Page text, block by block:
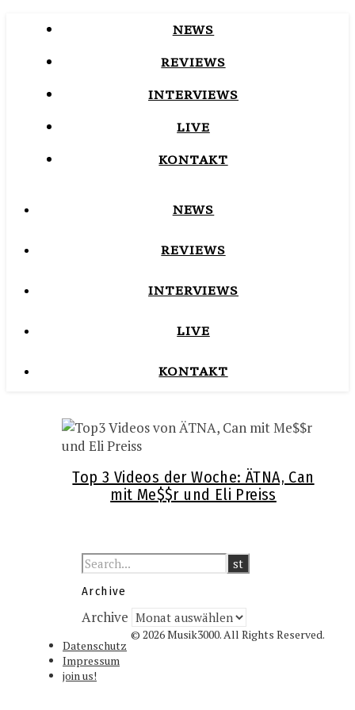
NEWS
REVIEWS
INTERVIEWS
LIVE
KONTAKT
NEWS
REVIEWS
INTERVIEWS
LIVE
KONTAKT
Top 3 Videos der Woche: ÄTNA, Can
mit Me$$r und Eli Preiss
Archive
Archive
© 2026 Musik3000. All Rights Reserved.
Datenschutz
Impressum
join us!